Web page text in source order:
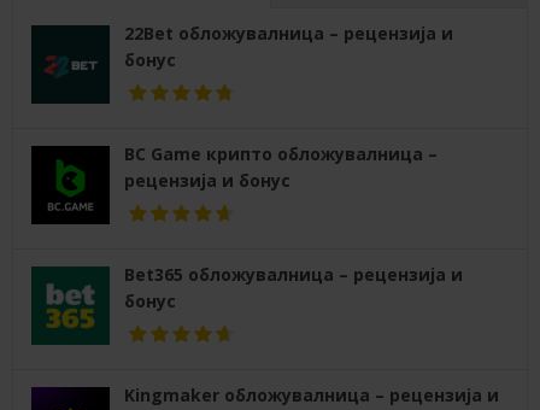
22Bet обложувалница – рецензија и
бонус
BC Game крипто обложувалница –
рецензија и бонус
Bet365 обложувалница – рецензија и
бонус
Kingmaker обложувалница – рецензија и